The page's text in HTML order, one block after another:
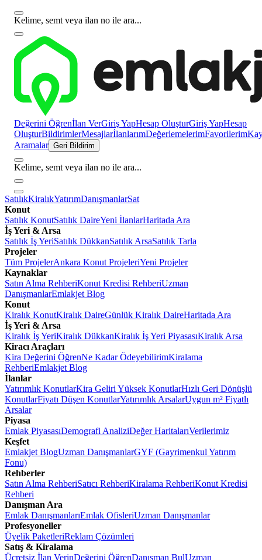
Kelime, semt veya ilan no ile ara...
Değerini Öğrenİlan VerGiriş YapHesap OluşturGiriş YapHesap
OluşturBildirimlerMesajlarİlanlarımDeğerlemelerimFavorilerim
Aramalar Geri Bildirim
Kelime, semt veya ilan no ile ara...
SatılıkKiralıkYatırımDanışmanlarSat
Konut
Satılık KonutSatılık DaireYeni İlanlarHaritada Ara
İş Yeri & Arsa
Satılık İş YeriSatılık DükkanSatılık ArsaSatılık Tarla
Projeler
Tüm ProjelerAnkara Konut ProjeleriYeni Projeler
Kaynaklar
Satın Alma RehberiKonut Kredisi RehberiUzman
DanışmanlarEmlakjet Blog
Konut
Kiralık KonutKiralık DaireGünlük Kiralık DaireHaritada Ara
İş Yeri & Arsa
Kiralık İş YeriKiralık DükkanKiralık İş Yeri PiyasasıKiralık Arsa
Kiracı Araçları
Kira Değerini ÖğrenNe Kadar ÖdeyebilirimKiralama
RehberiEmlakjet Blog
İlanlar
Yatırımlık KonutlarKira Geliri Yüksek KonutlarHızlı Geri Dönüşlü
KonutlarFiyatı Düşen KonutlarYatırımlık ArsalarUygun m² Fiyatlı
Arsalar
Piyasa
Emlak PiyasasıDemografi AnaliziDeğer HaritalarıVerilerimiz
Keşfet
Emlakjet BlogUzman DanışmanlarGYF (Gayrimenkul Yatırım
Fonu)
Rehberler
Satın Alma RehberiSatıcı RehberiKiralama RehberiKonut Kredisi
Rehberi
Danışman Ara
Emlak DanışmanlarıEmlak OfisleriUzman Danışmanlar
Profesyoneller
Üyelik PaketleriReklam Çözümleri
Satış & Kiralama
Ücretsiz İlan VerinDeğerini ÖğrenDanışman BulUzman